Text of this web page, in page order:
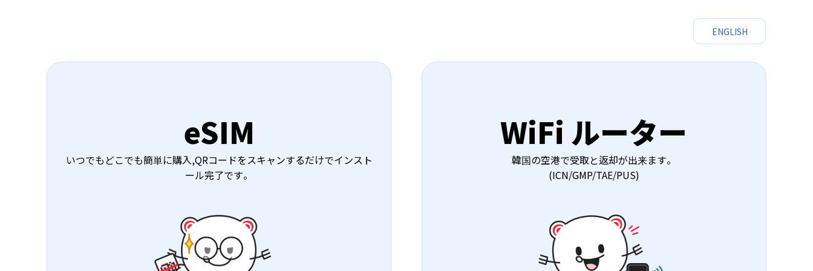
ENGLISH
eSIM
いつでもどこでも簡単に購入,QRコードをスキャンするだけでインスト
ール完了です。
WiFi ルーター
韓国の空港で受取と返却が出来ます。
(ICN/GMP/TAE/PUS)